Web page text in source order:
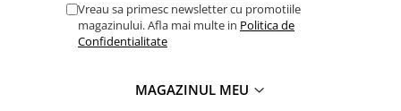
Vreau sa primesc newsletter cu promotiile
magazinului. Afla mai multe in Politica de
Confidentialitate
MAGAZINUL MEU